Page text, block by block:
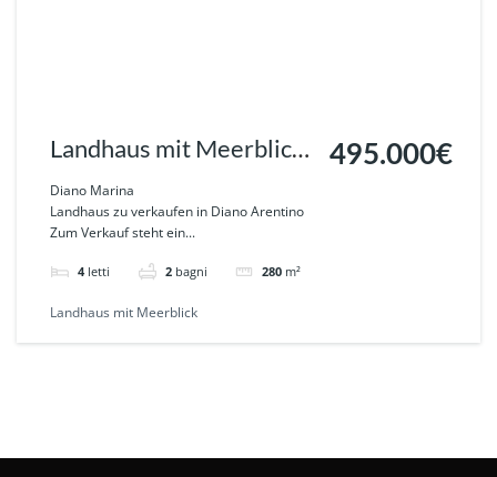
Landhaus mit Meerblick
in DIANA MARINA Ref.
565
Diano Marina
Landhaus zu verkaufen in Diano Arentino
Zum Verkauf steht ein...
4 letti 2 bagni 280 m²
495.000€
Landhaus mit Meerblick